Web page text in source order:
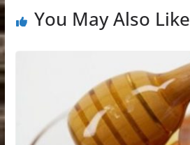
You May Also Like